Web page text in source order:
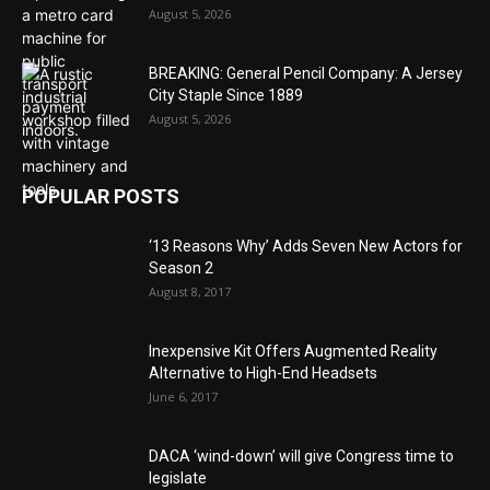
August 5, 2026
BREAKING: General Pencil Company: A Jersey
City Staple Since 1889
August 5, 2026
POPULAR POSTS
‘13 Reasons Why’ Adds Seven New Actors for
Season 2
August 8, 2017
Inexpensive Kit Offers Augmented Reality
Alternative to High-End Headsets
June 6, 2017
DACA ‘wind-down’ will give Congress time to
legislate